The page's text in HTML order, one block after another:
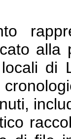
alla
di